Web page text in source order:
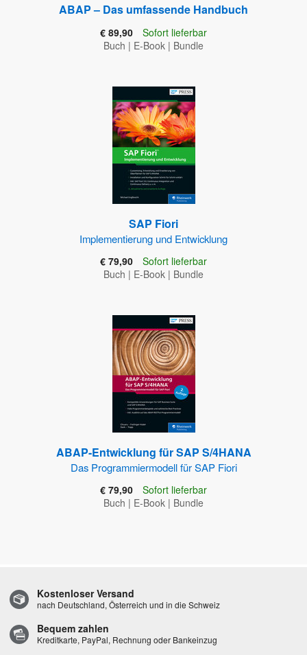
ABAP – Das umfassende Handbuch
€ 89,90
Sofort lieferbar
Buch | E-Book | Bundle
SAP Fiori
Implementierung und Entwicklung
€ 79,90
Sofort lieferbar
Buch | E-Book | Bundle
ABAP-Entwicklung für SAP S/4HANA
Das Programmiermodell für SAP Fiori
€ 79,90
Sofort lieferbar
Buch | E-Book | Bundle
Kostenloser Versand
nach Deutschland, Österreich und in die Schweiz
Bequem zahlen
Kreditkarte, PayPal, Rechnung oder Bankeinzug